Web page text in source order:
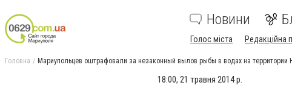
Новини
Голос міста Редакційна
Головна Мариупольцев оштрафовали за незаконный вылов рыбы в водах на территории
18:00, 21 травня 2014 р.